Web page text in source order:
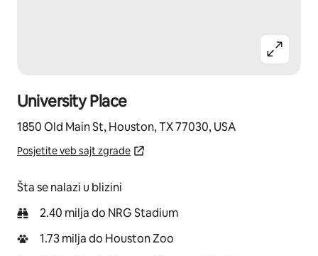
University Place
1850 Old Main St, Houston, TX 77030, USA
Posjetite veb sajt zgrade
Šta se nalazi u blizini
2.40 milja do NRG Stadium
1.73 milja do Houston Zoo